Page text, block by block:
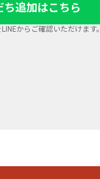
ち追加はこちら
からご確認いただけます。